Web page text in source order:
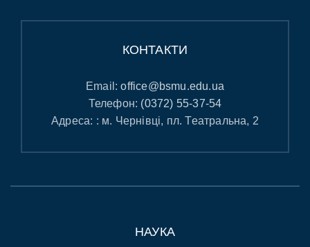
КОНТАКТИ
Email:office@bsmu.edu.ua
Телефон: (0372) 55-37-54
Адреса: : м. Чернівці, пл. Театральна, 2
НАУКА